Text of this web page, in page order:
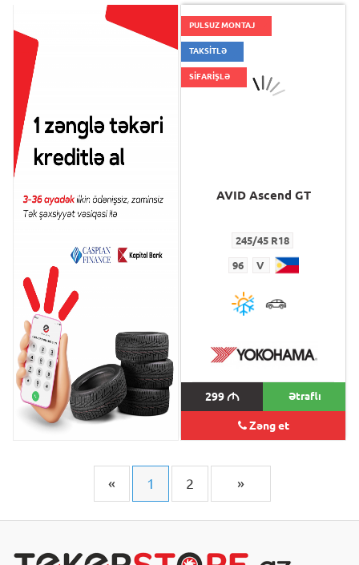
AVID Ascend GT
96 V
299 M
PULSUZ MONTAJ
TAKSİTLƏ
SİFARİŞLƏ
AVID Ascend GT
245/45 R18
96 V
299M Ətraflı
Zəng et
« 1 2 »